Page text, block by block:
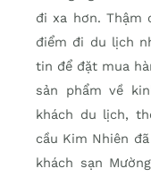
đi xa hơn. Thậm
điểm đi du lịch
tin để đặt mua
sản phẩm về
khách du lịch,
cầu Kim Nhiên
khách sạn